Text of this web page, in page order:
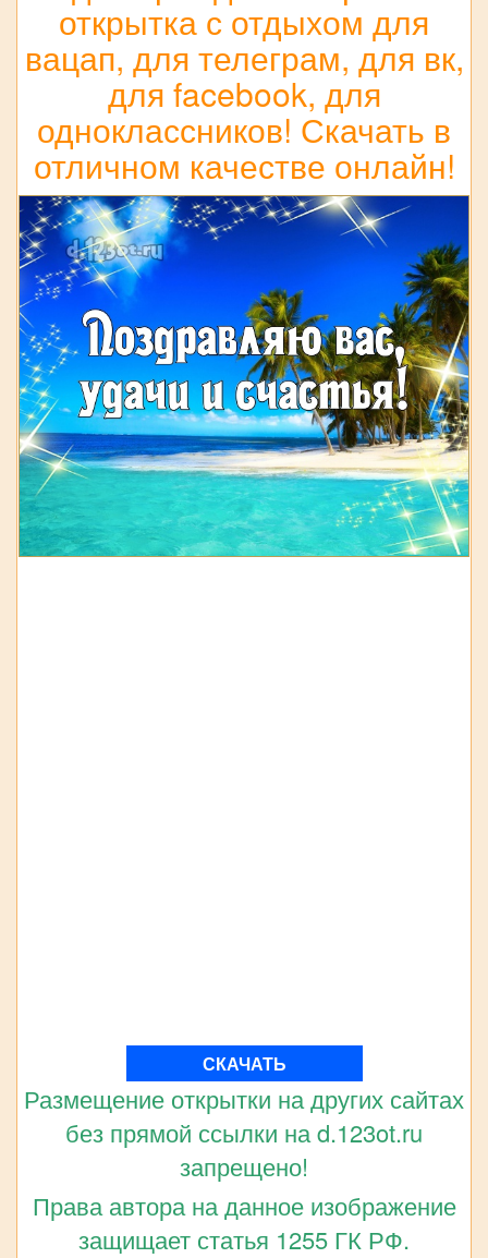
открытка с отдыхом для
вацап, для телеграм, для вк,
для facebook, для
одноклассников! Скачать в
отличном качестве онлайн!
СКАЧАТЬ
Размещение открытки на других сайтах
без прямой ссылки на d.123ot.ru
запрещено!
Права автора на данное изображение
защищает статья 1255 ГК РФ.